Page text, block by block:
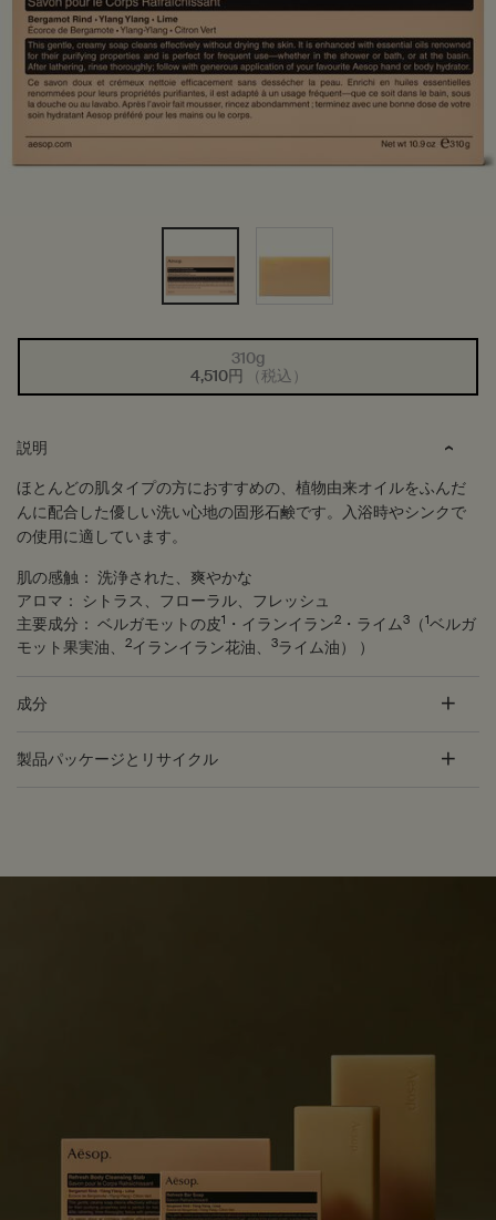
選択済み
商品バリエーションは在庫切れで
310g
4,510円
（税込）
, 1/1
説明
ほとんどの肌タイプの方におすすめの、植物由来オイルをふんだ
んに配合した優しい洗い心地の固形石鹸です。入浴時やシンクで
の使用に適しています。
肌の感触： 洗浄された、爽やかな
アロマ：
シトラス、フローラル、フレッシュ
主要成分： ベルガモットの皮1 ・イランイラン2 ・ライム3 （1ベルガ
モット果実油、
2イランイラン花油、 3ライム油） ）
成分
製品パッケージとリサイクル